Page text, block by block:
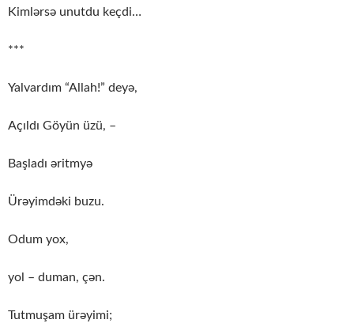
Kimlərsə unutdu keçdi…
***
Yalvardım “Allah!” deyə,
Açıldı Göyün üzü, –
Başladı əritmyə
Ürəyimdəki buzu.
Odum yox,
yol – duman, çən.
Tutmuşam ürəyimi;